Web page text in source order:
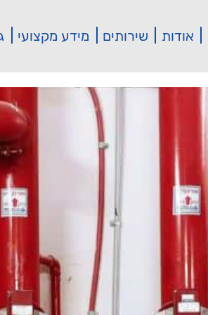
אודות שירותים מידע מקצועי